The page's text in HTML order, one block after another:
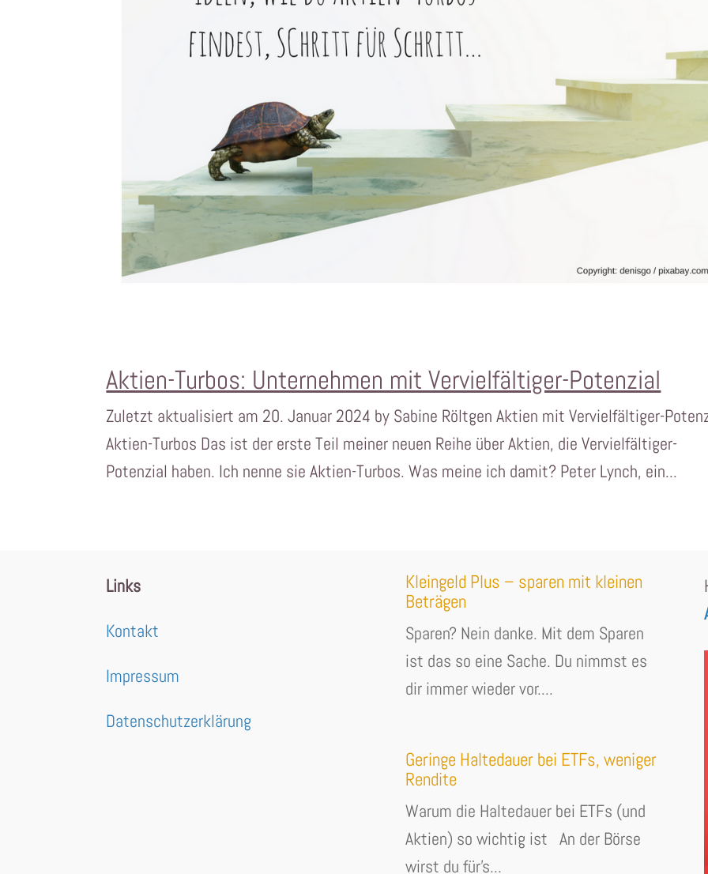
Aktien-Turbos: Unternehmen mit Vervielfältiger-Potenzial
Zuletzt aktualisiert am 20. Januar 2024 by Sabine Röltgen Aktien mit Vervielfältiger-
Aktien-Turbos Das ist der erste Teil meiner neuen Reihe über Aktien, die Vervielfältiger-
Potenzial haben. Ich nenne sie Aktien-Turbos. Was meine ich damit? Peter Lynch, ein...
Links
Kontakt
Impressum
Datenschutzerklärung
Kleingeld Plus – sparen mit kleinen
Beträgen
Sparen? Nein danke. Mit dem Sparen
ist das so eine Sache. Du nimmst es
dir immer wieder vor....
Geringe Haltedauer bei ETFs, weniger
Rendite
Warum die Haltedauer bei ETFs (und
Aktien) so wichtig ist An der Börse
wirst du für's...